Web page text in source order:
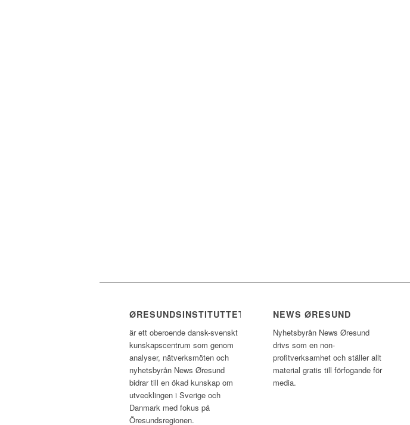
ØRESUNDSINSTITUTTET
är ett oberoende dansk-svenskt
kunskapscentrum som genom
analyser, nätverksmöten och
nyhetsbyrån News Øresund
bidrar till en ökad kunskap om
utvecklingen i Sverige och
Danmark med fokus på
Öresundsregionen.
NEWS ØRESUND
Nyhetsbyrån News Øresund
drivs som en non-
profitverksamhet och ställer allt
material gratis till förfogande för
media.